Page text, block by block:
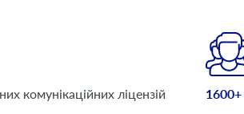
комунікаційних ліцензій 1600+